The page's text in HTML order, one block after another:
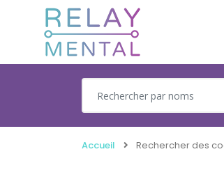
Accueil Rechercher des